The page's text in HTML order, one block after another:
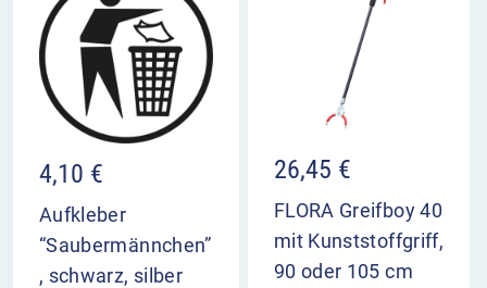
Inhalt Ascher: ca. 2 Liter
Behältermaße: ca. 340 x 325 x 230 mm (HxBxT)
Behälter: Stahlblech 0,75 mm
Deckelscheibe: Stahlblech 4,0 mm
Ascher: Stahlblech 2,0 mm
Pfosten: Quadratrohr 50 x 50 mm
Technisch bedingt erscheinen Farbausführungen
auf Ihrem Endgerät möglicherweise abweichend
zu dem tatsächlich geliefertem Produkt.
4,10 €
Aufkleber
“Saubermännchen”
, schwarz, silber
26,45 €
FLORA Greifboy 40
mit Kunststoffgriff,
90 oder 105 cm